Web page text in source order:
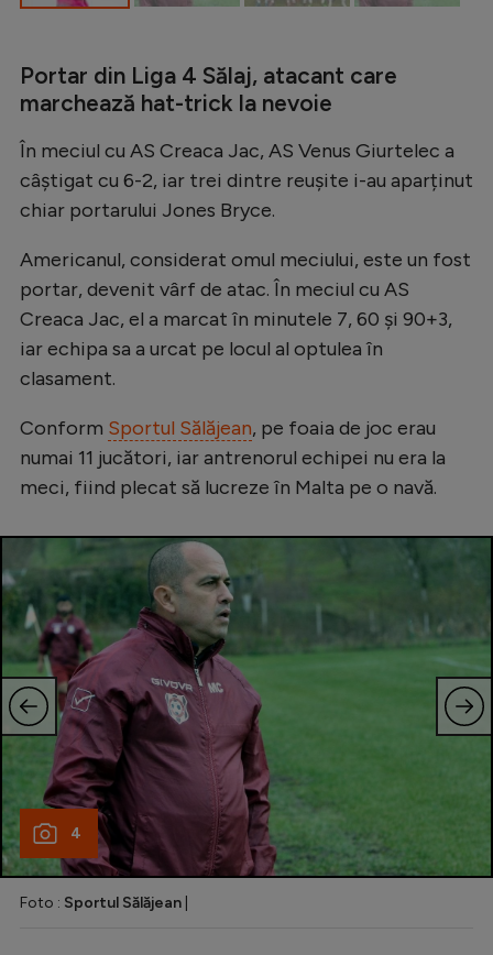
Intră în cont
Creează cont
Portar din Liga 4 Sălaj, atacant care
marchează hat-trick la nevoie
În meciul cu AS Creaca Jac, AS Venus Giurtelec a
câștigat cu 6-2, iar trei dintre reușite i-au aparținut
chiar portarului Jones Bryce.
Americanul, considerat omul meciului, este un fost
portar, devenit vârf de atac. În meciul cu AS
Creaca Jac, el a marcat în minutele 7, 60 şi 90+3,
iar echipa sa a urcat pe locul al optulea în
clasament.
Conform Sportul Sălăjean, pe foaia de joc erau
numai 11 jucători, iar antrenorul echipei nu era la
meci, fiind plecat să lucreze în Malta pe o navă.
4
Foto : Sportul Sălăjean